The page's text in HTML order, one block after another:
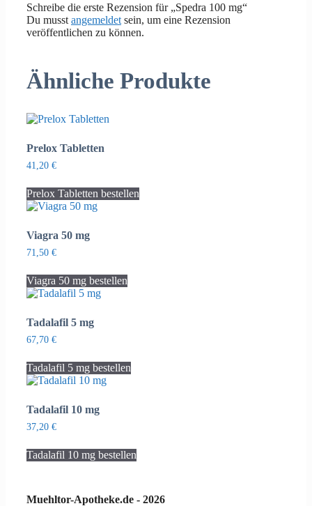
Schreibe die erste Rezension für „Spedra 100 mg“
Du musst angemeldet sein, um eine Rezension
veröffentlichen zu können.
Ähnliche Produkte
Prelox Tabletten
41,20 €
Prelox Tabletten bestellen
Viagra 50 mg
71,50 €
Viagra 50 mg bestellen
Tadalafil 5 mg
67,70 €
Tadalafil 5 mg bestellen
Tadalafil 10 mg
37,20 €
Tadalafil 10 mg bestellen
Muehltor-Apotheke.de - 2026